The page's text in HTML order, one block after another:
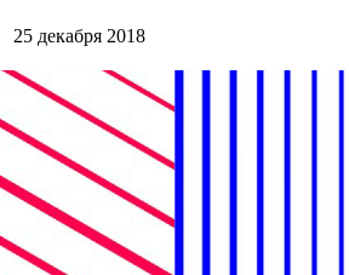
25 декабря 2018